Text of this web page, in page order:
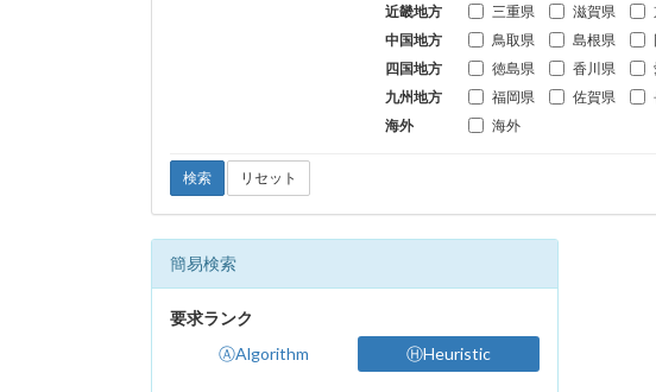
近畿地方
三重県 滋賀県
中国地方
鳥取県 島根県
四国地方
徳島県 香川県
九州地方
福岡県 佐賀県
海外
海外
検索 リセット
簡易検索
要求ランク
ⒶAlgorithm
ⒽHeuristic